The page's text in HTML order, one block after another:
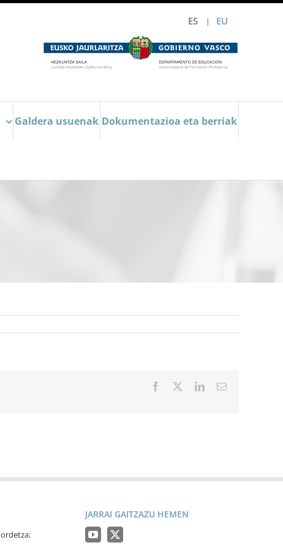
ES EU
Galdera usuenak Dokumentazioa eta berriak
Facebook LinkedInEmail
JARRAI GAITZAZU HEMEN